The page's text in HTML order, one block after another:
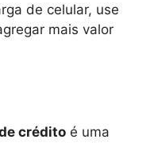
de celular, use
mais valor
crédito é uma